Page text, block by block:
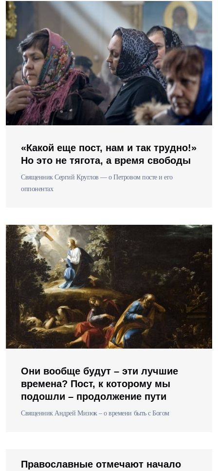
«Какой еще пост, нам и так трудно!»
Но это не тягота, а время свободы
Священник Сергий Круглов — о Петровом посте и его
оппонентах
Они вообще будут – эти лучшие
времена? Пост, к которому мы
подошли – продолжение пути
Священник Андрей Мизюк – о времени быть с Богом
Православные отмечают начало